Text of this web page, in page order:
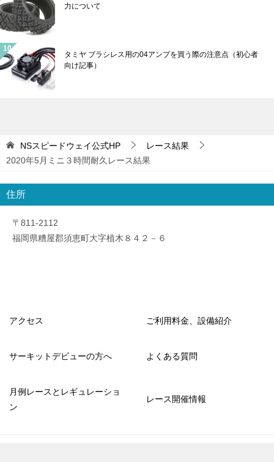
力について
タミヤ ブラシレス用の04アンプを買う際の注意点（初心者
向け記事）
NSスピードウェイ公式HP
レース結果
2020年5月ミニ３時間耐久レース結果
住所
〒811-2112
福岡県糟屋郡須恵町大字植木８４２－６
アクセス ご利用料金、設備紹介
サーキットデビューの方へ よくある質問
月例レースとレギュレーショ
ン
レース開催情報